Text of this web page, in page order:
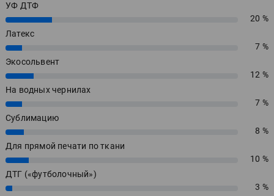
УФ ДТФ
20%
20 %
Латекс
7%
7 %
Экосольвент
12%
12 %
На водных чернилах
7%
7 %
Сублимацию
8%
8 %
Для прямой печати по ткани
10%
10 %
ДТГ («футболочный»)
3% 3 %